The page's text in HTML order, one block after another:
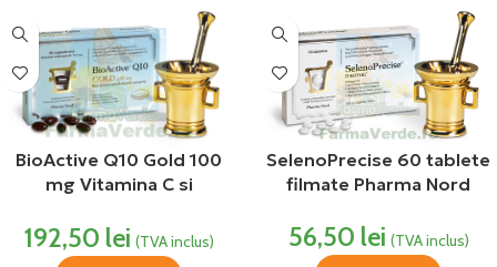
BioActive Q10 Gold 100
mg Vitamina C si
moi Pharma Nord
192,50 lei (TVA inclus)
SelenoPrecise 60 tablete
filmate Pharma Nord
56,50 lei (TVA inclus)